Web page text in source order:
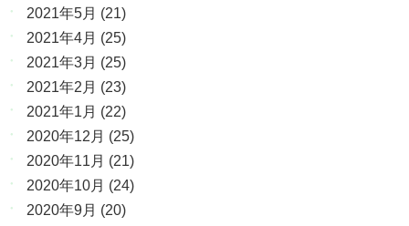
2021年5月 (21)
2021年4月 (25)
2021年3月 (25)
2021年2月 (23)
2021年1月 (22)
2020年12月 (25)
2020年11月 (21)
2020年10月 (24)
2020年9月 (20)